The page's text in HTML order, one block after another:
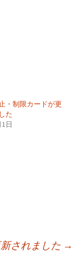
・制限カードが更
た
1日
されました →